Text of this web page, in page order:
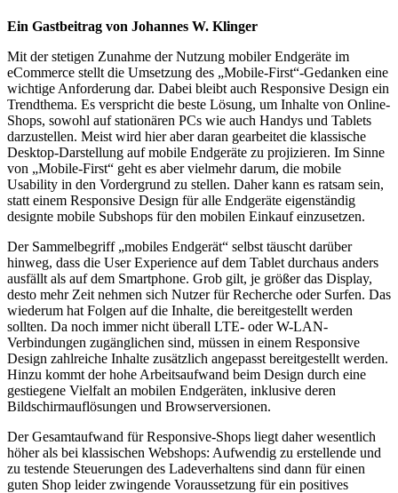
Ein Gastbeitrag von Johannes W. Klinger
Mit der stetigen Zunahme der Nutzung mobiler Endgeräte im
eCommerce stellt die Umsetzung des „Mobile-First“-Gedanken eine
wichtige Anforderung dar. Dabei bleibt auch Responsive Design ein
Trendthema. Es verspricht die beste Lösung, um Inhalte von Online-
Shops, sowohl auf stationären PCs wie auch Handys und Tablets
darzustellen. Meist wird hier aber daran gearbeitet die klassische
Desktop-Darstellung auf mobile Endgeräte zu projizieren. Im Sinne
von „Mobile-First“ geht es aber vielmehr darum, die mobile
Usability in den Vordergrund zu stellen. Daher kann es ratsam sein,
statt einem Responsive Design für alle Endgeräte eigenständig
designte mobile Subshops für den mobilen Einkauf einzusetzen.
Der Sammelbegriff „mobiles Endgerät“ selbst täuscht darüber
hinweg, dass die User Experience auf dem Tablet durchaus anders
ausfällt als auf dem Smartphone. Grob gilt, je größer das Display,
desto mehr Zeit nehmen sich Nutzer für Recherche oder Surfen. Das
wiederum hat Folgen auf die Inhalte, die bereitgestellt werden
sollten. Da noch immer nicht überall LTE- oder W-LAN-
Verbindungen zugänglichen sind, müssen in einem Responsive
Design zahlreiche Inhalte zusätzlich angepasst bereitgestellt werden.
Hinzu kommt der hohe Arbeitsaufwand beim Design durch eine
gestiegene Vielfalt an mobilen Endgeräten, inklusive deren
Bildschirmauflösungen und Browserversionen.
Der Gesamtaufwand für Responsive-Shops liegt daher wesentlich
höher als bei klassischen Webshops: Aufwendig zu erstellende und
zu testende Steuerungen des Ladeverhaltens sind dann für einen
guten Shop leider zwingende Voraussetzung für ein positives